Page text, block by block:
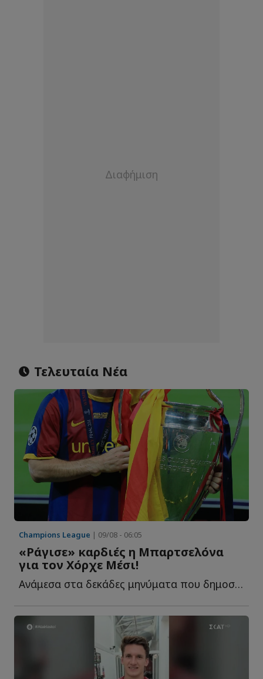
Τελευταία Νέα
Champions League | 09/08 - 06:05
«Ράγισε» καρδιές η Μπαρτσελόνα
για τον Χόρχε Μέσι!
Ανάμεσα στα δεκάδες μηνύματα που δημοσιεύθηκαν τις τ...